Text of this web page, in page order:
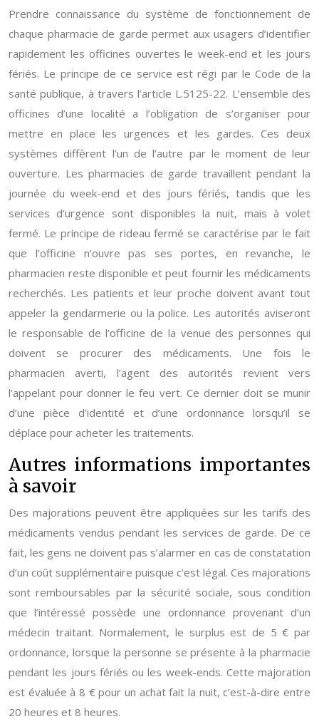
Prendre connaissance du système de fonctionnement de
chaque pharmacie de garde permet aux usagers d’identifier
rapidement les officines ouvertes le week-end et les jours
fériés. Le principe de ce service est régi par le Code de la
santé publique, à travers l’article L.5125-22. L’ensemble des
officines d’une localité a l’obligation de s’organiser pour
mettre en place les urgences et les gardes. Ces deux
systèmes diffèrent l’un de l’autre par le moment de leur
ouverture. Les pharmacies de garde travaillent pendant la
journée du week-end et des jours fériés, tandis que les
services d’urgence sont disponibles la nuit, mais à volet
fermé. Le principe de rideau fermé se caractérise par le fait
que l’officine n’ouvre pas ses portes, en revanche, le
pharmacien reste disponible et peut fournir les médicaments
recherchés. Les patients et leur proche doivent avant tout
appeler la gendarmerie ou la police. Les autorités aviseront
le responsable de l’officine de la venue des personnes qui
doivent se procurer des médicaments. Une fois le
pharmacien averti, l’agent des autorités revient vers
l’appelant pour donner le feu vert. Ce dernier doit se munir
d’une pièce d’identité et d’une ordonnance lorsqu’il se
déplace pour acheter les traitements.
Autres informations importantes
à savoir
Des majorations peuvent être appliquées sur les tarifs des
médicaments vendus pendant les services de garde. De ce
fait, les gens ne doivent pas s’alarmer en cas de constatation
d’un coût supplémentaire puisque c’est légal. Ces majorations
sont remboursables par la sécurité sociale, sous condition
que l’intéressé possède une ordonnance provenant d’un
médecin traitant. Normalement, le surplus est de 5 € par
ordonnance, lorsque la personne se présente à la pharmacie
pendant les jours fériés ou les week-ends. Cette majoration
est évaluée à 8 € pour un achat fait la nuit, c’est-à-dire entre
20 heures et 8 heures.